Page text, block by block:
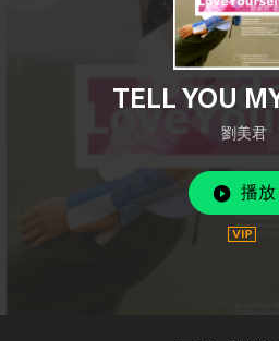
TELL YOU
劉美君
播放